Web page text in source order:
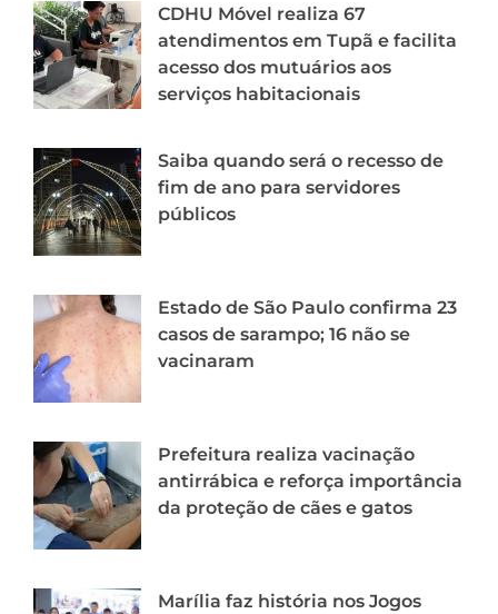
CDHU Móvel realiza 67
atendimentos em Tupã e facilita
acesso dos mutuários aos
serviços habitacionais
Saiba quando será o recesso de
fim de ano para servidores
públicos
Estado de São Paulo confirma 23
casos de sarampo; 16 não se
vacinaram
Prefeitura realiza vacinação
antirrábica e reforça importância
da proteção de cães e gatos
Marília faz história nos Jogos